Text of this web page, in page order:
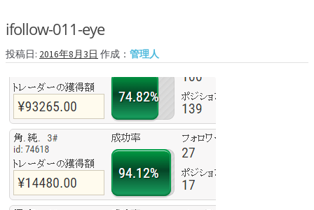
シ
ン
へ
ス
ッ
プ
ツ
ス
キ
ッ
業者一覧
ハイローオーストラリア
オプションビット
ファイブスターズオプション
初心者講座
基本ルール・取引のしかた
ifollow-011-eye
投稿日: 2016年8月3日 作成： 管理人